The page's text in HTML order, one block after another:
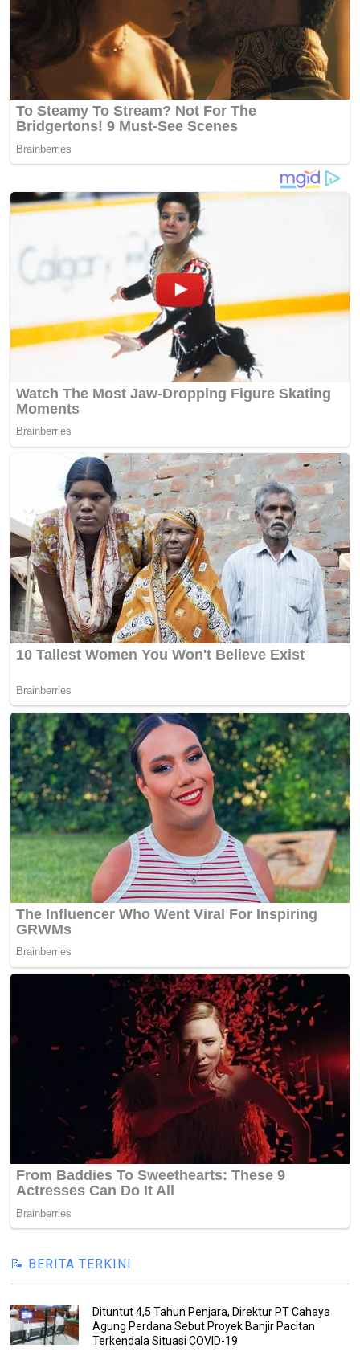
📝 BERITA TERKINI
Dituntut 4,5 Tahun Penjara, Direktur PT Cahaya
Agung Perdana Sebut Proyek Banjir Pacitan
Terkendala Situasi COVID-19